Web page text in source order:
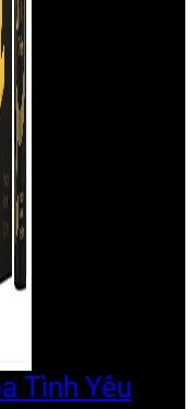
Tình Yêu